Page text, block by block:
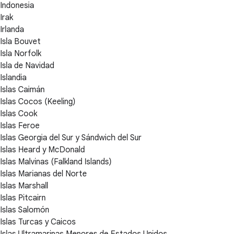
Indonesia
Irak
Irlanda
Isla Bouvet
Isla Norfolk
Isla de Navidad
Islandia
Islas Caimán
Islas Cocos (Keeling)
Islas Cook
Islas Feroe
Islas Georgia del Sur y Sándwich del Sur
Islas Heard y McDonald
Islas Malvinas (Falkland Islands)
Islas Marianas del Norte
Islas Marshall
Islas Pitcairn
Islas Salomón
Islas Turcas y Caicos